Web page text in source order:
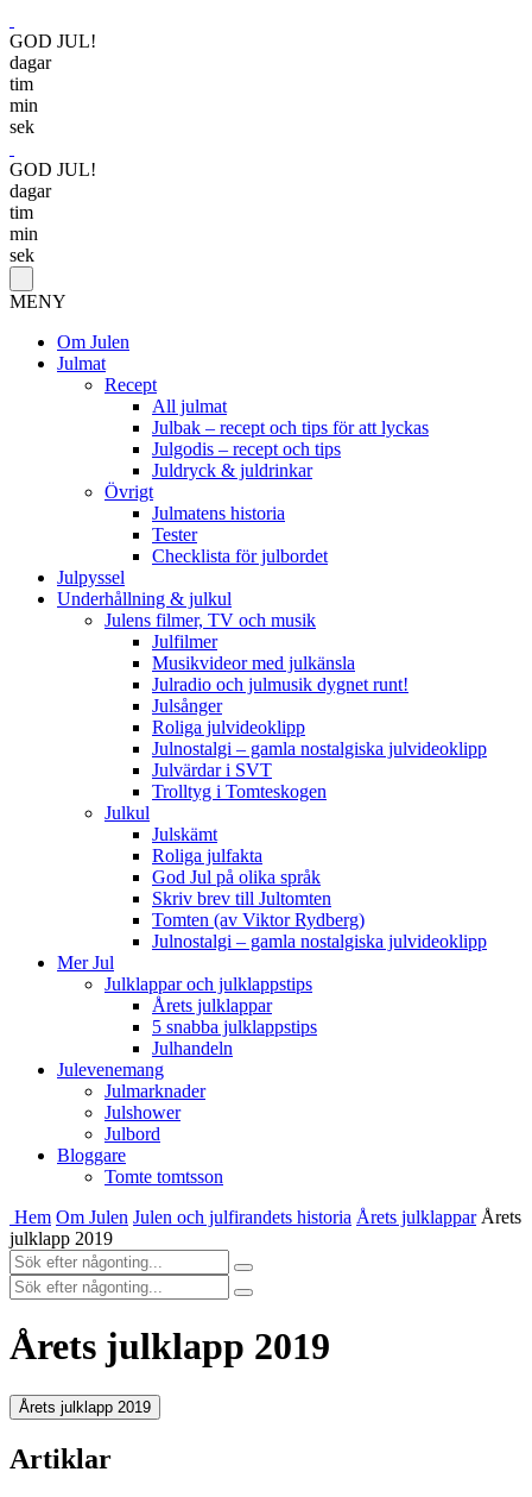
GOD JUL!
dagar
tim
min
sek
GOD JUL!
dagar
tim
min
sek
MENY
Om Julen
Julmat
Recept
All julmat
Julbak – recept och tips för att lyckas
Julgodis – recept och tips
Juldryck & juldrinkar
Övrigt
Julmatens historia
Tester
Checklista för julbordet
Julpyssel
Underhållning & julkul
Julens filmer, TV och musik
Julfilmer
Musikvideor med julkänsla
Julradio och julmusik dygnet runt!
Julsånger
Roliga julvideoklipp
Julnostalgi – gamla nostalgiska julvideoklipp
Julvärdar i SVT
Trolltyg i Tomteskogen
Julkul
Julskämt
Roliga julfakta
God Jul på olika språk
Skriv brev till Jultomten
Tomten (av Viktor Rydberg)
Julnostalgi – gamla nostalgiska julvideoklipp
Mer Jul
Julklappar och julklappstips
Årets julklappar
5 snabba julklappstips
Julhandeln
Julevenemang
Julmarknader
Julshower
Julbord
Bloggare
Tomte tomtsson
Hem Om Julen Julen och julfirandets historia Årets julklappar Årets
julklapp 2019
Årets julklapp 2019
Årets julklapp 2019
Artiklar